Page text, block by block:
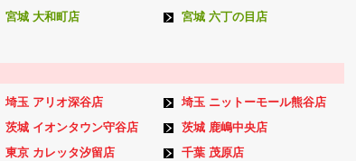
宮城 大和町店
宮城 六丁の目店
埼玉 アリオ深谷店
埼玉 ニットーモール熊谷店
茨城 イオンタウン守谷店
茨城 鹿嶋中央店
東京 カレッタ汐留店 千葉 茂原店